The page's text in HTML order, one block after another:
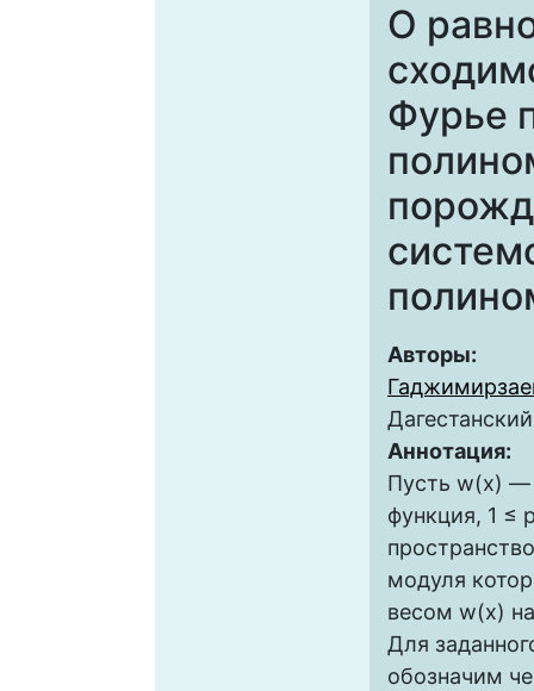
О
Фурье
Авторы:
Аннотация:
Пусть w(x) —
функция, 1 ≤
модуля
весом w(x)
Для
обозначим